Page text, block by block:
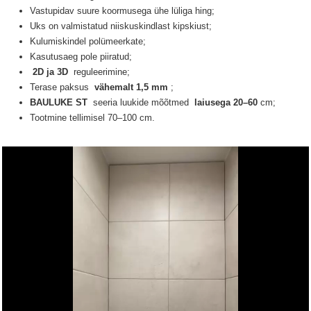
Vastupidav suure koormusega ühe lüliga hing;
Uks on valmistatud niiskuskindlast kipskiust;
Kulumiskindel polümeerkate;
Kasutusaeg pole piiratud;
2D ja 3D reguleerimine;
Terase paksus vähemalt 1,5 mm ;
BAULUKE ST seeria luukide mõõtmed laiusega 20–60 cm;
Tootmine tellimisel 70–100 cm.